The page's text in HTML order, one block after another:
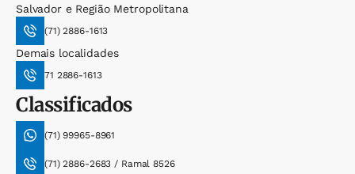
Salvador e Região Metropolitana
(71) 2886-1613
Demais localidades
71 2886-1613
Classificados
(71) 99965-8961
(71) 2886-2683 / Ramal 8526